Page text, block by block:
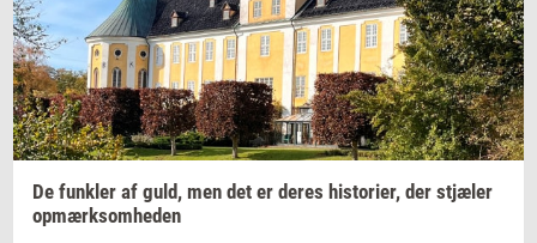
De funk­ler af guld, men det er deres hi­sto­ri­er, der stjæ­ler
op­mærk­som­he­den